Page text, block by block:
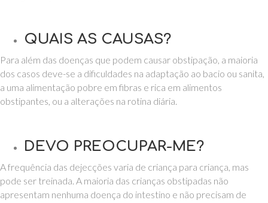
QUAIS AS CAUSAS?
Para além das doenças que podem causar obstipação, a maioria
dos casos deve-se a dificuldades na adaptação ao bacio ou sanita,
a uma alimentação pobre em fibras e rica em alimentos
obstipantes, ou a alterações na rotina diária.
DEVO PREOCUPAR-ME?
A frequência das dejecções varia de criança para criança, mas
pode ser treinada. A maioria das crianças obstipadas não
apresentam nenhuma doença do intestino e não precisam de